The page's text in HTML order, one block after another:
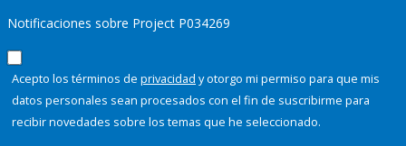
Notificaciones sobre Project P034269
Acepto los términos de privacidad y otorgo mi permiso para que mis
datos personales sean procesados con el fin de suscribirme para
recibir novedades sobre los temas que he seleccionado.